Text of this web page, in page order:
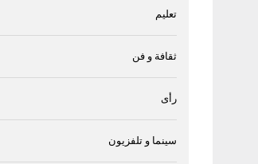
تعليم
ثقافة و فن
رأى
سينما و تلفزيون